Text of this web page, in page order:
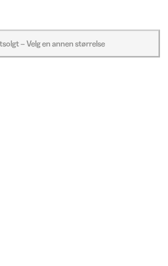
– Velg en annen størrelse